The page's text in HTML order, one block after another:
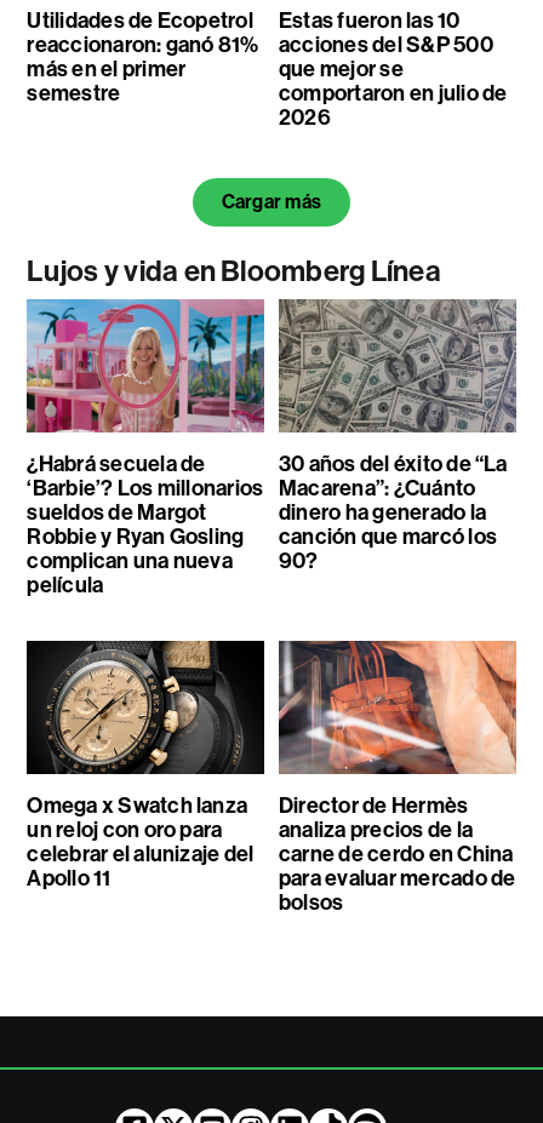
Utilidades de Ecopetrol
reaccionaron: ganó 81%
más en el primer
semestre
Estas fueron las 10
acciones del S&P 500
que mejor se
comportaron en julio de
2026
Cargar más
Lujos y vida en Bloomberg Línea
¿Habrá secuela de
‘Barbie’? Los millonarios
sueldos de Margot
Robbie y Ryan Gosling
complican una nueva
película
30 años del éxito de “La
Macarena”: ¿Cuánto
dinero ha generado la
canción que marcó los
90?
Omega x Swatch lanza
un reloj con oro para
celebrar el alunizaje del
Apollo 11
Director de Hermès
analiza precios de la
carne de cerdo en China
para evaluar mercado de
bolsos